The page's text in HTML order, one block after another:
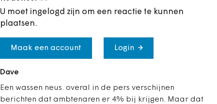
U moet ingelogd zijn om een reactie te kunnen
plaatsen.
Maak een account Login
Dave
Een wassen neus. overal in de pers verschijnen
berichten dat ambtenaren er 4% bij krijgen. Maar dat